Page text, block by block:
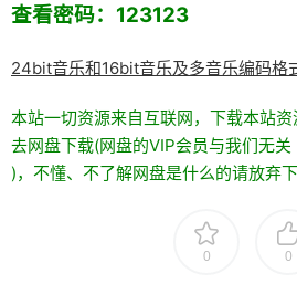
查看密码：123123
24bit音乐和16bit音乐及多音乐编码格
本站一切资源来自互联网，下载本站
去网盘下载(网盘的VIP会员与我们无关
)，不懂、不了解网盘是什么的请放弃下
0 0